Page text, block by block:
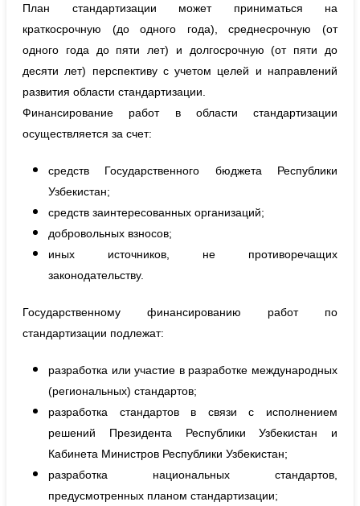
План стандартизации может приниматься на
краткосрочную (до одного года), среднесрочную (от
одного года до пяти лет) и долгосрочную (от пяти до
десяти лет) перспективу с учетом целей и направлений
развития области стандартизации.
Финансирование работ в области стандартизации
осуществляется за счет:
средств Государственного бюджета Республики
Узбекистан;
средств заинтересованных организаций;
добровольных взносов;
иных источников, не противоречащих
законодательству.
Государственному финансированию работ по
стандартизации подлежат:
разработка или участие в разработке международных
(региональных) стандартов;
разработка стандартов в связи с исполнением
решений Президента Республики Узбекистан и
Кабинета Министров Республики Узбекистан;
разработка национальных стандартов,
предусмотренных планом стандартизации;